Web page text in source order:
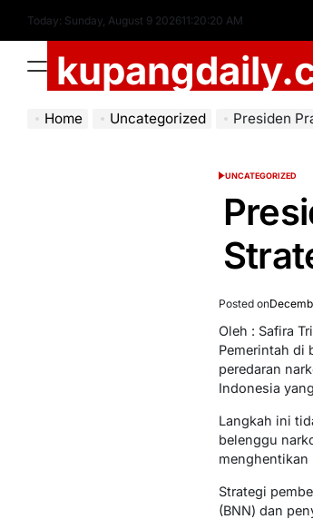
content
Today: Sunday, August 9 202611:20:21 AM
Menu
Home Uncategorized Presiden
POSTED
UNCATEGORIZED
Posted on
Oleh : Safira
Pemerintah di
peredaran
Indonesia
Langkah ini
belenggu
menghentikan
Strategi
(BNN) dan